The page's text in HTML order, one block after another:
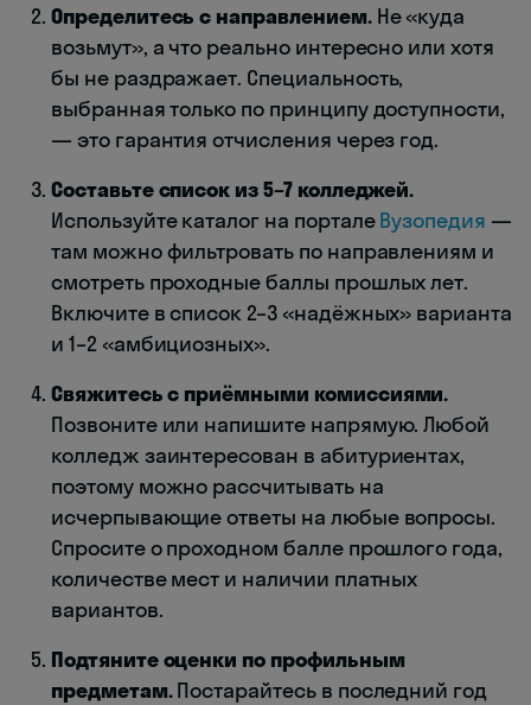
Определитесь с направлением.Не «куда
возьмут», а что реально интересно или хотя
бы не раздражает. Специальность,
выбранная только по принципу доступности,
— это гарантия отчисления через год.
Составьте список из 5–7 колледжей.
Используйте каталог на порталеВузопедия —
там можно фильтровать по направлениям и
смотреть проходные баллы прошлых лет.
Включите в список 2–3 «надёжных» варианта
и 1–2 «амбициозных».
Свяжитесь с приёмными комиссиями.
Позвоните или напишите напрямую. Любой
колледж заинтересован в абитуриентах,
поэтому можно рассчитывать на
исчерпывающие ответы на любые вопросы.
Спросите о проходном балле прошлого года,
количестве мест и наличии платных
вариантов.
Подтяните оценки по профильным
предметам.Постарайтесь в последний год